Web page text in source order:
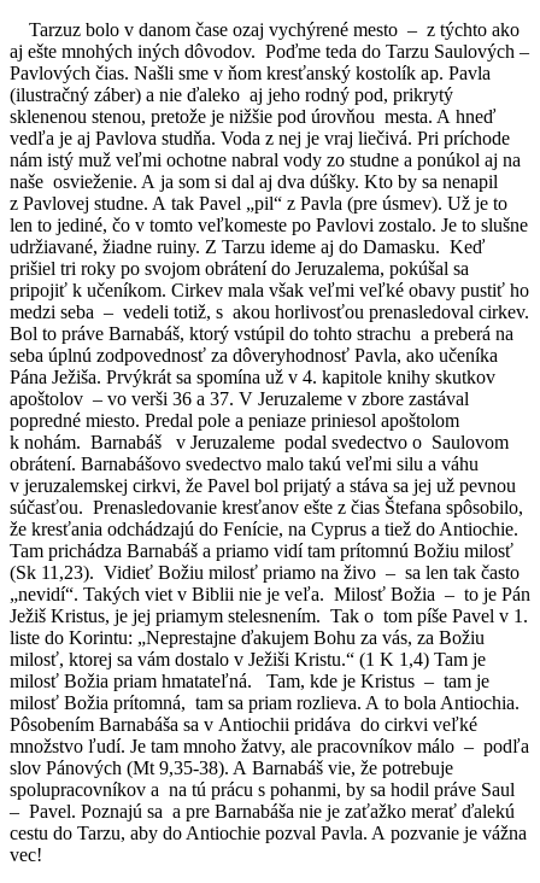
Tarzuz bolo v danom čase ozaj vychýrené mesto – z týchto ako
aj ešte mnohých iných dôvodov. Poďme teda do Tarzu Saulových –
Pavlových čias. Našli sme v ňom kresťanský kostolík ap. Pavla
(ilustračný záber) a nie ďaleko aj jeho rodný pod, prikrytý
sklenenou stenou, pretože je nižšie pod úrovňou mesta. A hneď
vedľa je aj Pavlova studňa. Voda z nej je vraj liečivá. Pri príchode
nám istý muž veľmi ochotne nabral vody zo studne a ponúkol aj na
naše osvieženie. A ja som si dal aj dva dúšky. Kto by sa nenapil
z Pavlovej studne. A tak Pavel „pil“ z Pavla (pre úsmev). Už je to
len to jediné, čo v tomto veľkomeste po Pavlovi zostalo. Je to slušne
udržiavané, žiadne ruiny. Z Tarzu ideme aj do Damasku. Keď
prišiel tri roky po svojom obrátení do Jeruzalema, pokúšal sa
pripojiť k učeníkom. Cirkev mala však veľmi veľké obavy pustiť ho
medzi seba – vedeli totiž, s akou horlivosťou prenasledoval cirkev.
Bol to práve Barnabáš, ktorý vstúpil do tohto strachu a preberá na
seba úplnú zodpovednosť za dôveryhodnosť Pavla, ako učeníka
Pána Ježiša. Prvýkrát sa spomína už v 4. kapitole knihy skutkov
apoštolov – vo verši 36 a 37. V Jeruzaleme v zbore zastával
popredné miesto. Predal pole a peniaze priniesol apoštolom
k nohám. Barnabáš v Jeruzaleme podal svedectvo o Saulovom
obrátení. Barnabášovo svedectvo malo takú veľmi silu a váhu
v jeruzalemskej cirkvi, že Pavel bol prijatý a stáva sa jej už pevnou
súčasťou. Prenasledovanie kresťanov ešte z čias Štefana spôsobilo,
že kresťania odchádzajú do Fenície, na Cyprus a tiež do Antiochie.
Tam prichádza Barnabáš a priamo vidí tam prítomnú Božiu milosť
(Sk 11,23). Vidieť Božiu milosť priamo na živo – sa len tak často
„nevidí“. Takých viet v Biblii nie je veľa. Milosť Božia – to je Pán
Ježiš Kristus, je jej priamym stelesnením. Tak o tom píše Pavel v 1.
liste do Korintu: „Neprestajne ďakujem Bohu za vás, za Božiu
milosť, ktorej sa vám dostalo v Ježiši Kristu.“ (1 K 1,4) Tam je
milosť Božia priam hmatateľná. Tam, kde je Kristus – tam je
milosť Božia prítomná, tam sa priam rozlieva. A to bola Antiochia.
Pôsobením Barnabáša sa v Antiochii pridáva do cirkvi veľké
množstvo ľudí. Je tam mnoho žatvy, ale pracovníkov málo – podľa
slov Pánových (Mt 9,35-38). A Barnabáš vie, že potrebuje
spolupracovníkov a na tú prácu s pohanmi, by sa hodil práve Saul
– Pavel. Poznajú sa a pre Barnabáša nie je zaťažko merať ďalekú
cestu do Tarzu, aby do Antiochie pozval Pavla. A pozvanie je vážna
vec!